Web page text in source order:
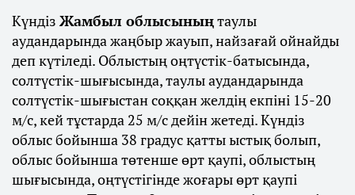
Күндіз Жамбыл облысыныңтаулы
аудандарында жаңбыр жауып, найзағай ойнайды
деп күтіледі. Облыстың оңтүстік-батысында,
солтүстік-шығысында, таулы аудандарында
солтүстік-шығыстан соққан желдің екпіні 15-20
м/с, кей тұстарда 25 м/с дейін жетеді. Күндіз
облыс бойынша 38 градус қатты ыстық болып,
облыс бойынша төтенше өрт қаупі, облыстың
шығысында, оңтүстігінде жоғары өрт қаупі